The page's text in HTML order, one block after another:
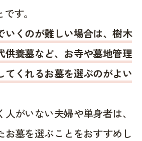
す。
いくのが難しい場合は、樹木
供養墓など、お寺や墓地管理
てくれるお墓を選ぶのがよい
がいない夫婦や単身者は、
お墓を選ぶことをおすすめし